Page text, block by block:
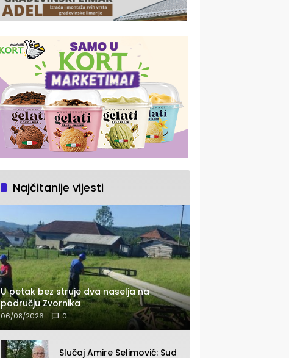
Najčitanije vijesti
U petak bez struje dva naselja na
području Zvornika
06/08/2026 0
Slučaj Amire Selimović: Sud